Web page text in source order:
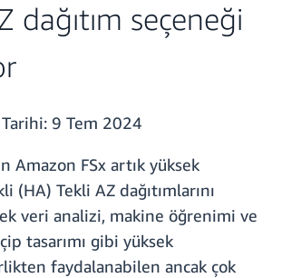
dağıtım seçeneği
9 Tem 2024
Amazon FSx artık yüksek
(HA) Tekli AZ dağıtımlarını
veri analizi, makine öğrenimi ve
tasarımı gibi yüksek
faydalanabilen ancak çok